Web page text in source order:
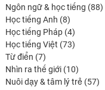
Ngôn ngữ & học tiếng 8888
Học tiếng Anh 88
produits
Học tiếng Pháp 44
produits
Học tiếng Việt 7373
Từ điển 77
produits
Nhìn ra thế giới 1010
produits
Nuôi dạy & tâm lý trẻ 5757